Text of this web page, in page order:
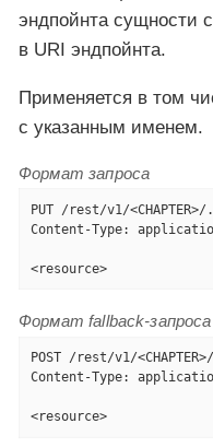
эндпойнта сущности
в URI эндпойнта.
Применяется в том
с указанным именем.
Формат запроса
PUT /rest/v1/<CHAPTER>/
Content-Type:
<resource>
Формат fallback-запроса
POST /rest/v1/
Content-Type:
<resource>